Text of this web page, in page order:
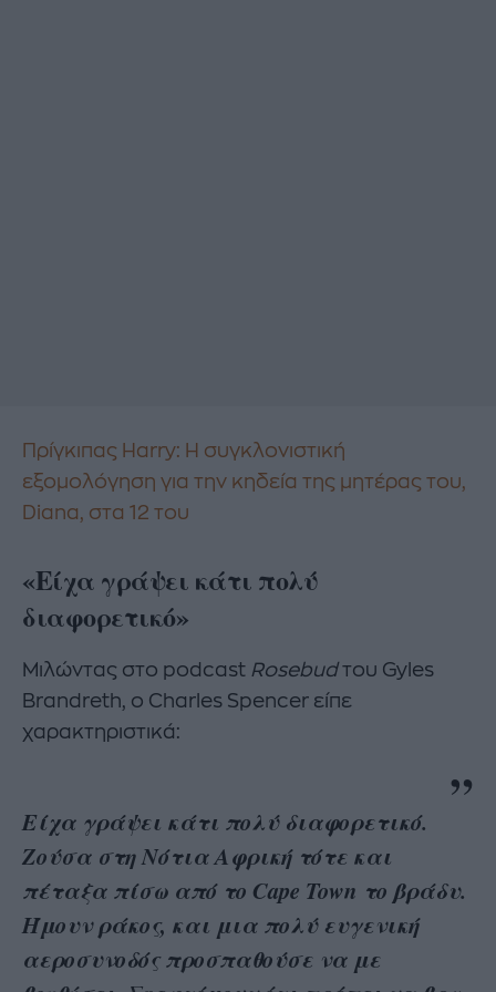
Πρίγκιπας Harry: Η συγκλονιστική
εξομολόγηση για την κηδεία της μητέρας του,
Diana, στα 12 του
«Είχα γράψει κάτι πολύ
διαφορετικό»
Μιλώντας στο podcast Rosebudτου Gyles
Brandreth, ο Charles Spencer είπε
χαρακτηριστικά:
Είχα γράψει κάτι πολύ διαφορετικό.
Ζούσα στη Νότια Αφρική τότε και
πέταξα πίσω από το Cape Town το βράδυ.
Ήμουν ράκος, και μια πολύ ευγενική
αεροσυνοδός προσπαθούσε να με